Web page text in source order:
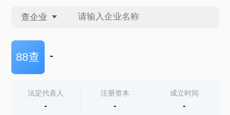
查企业
查企业
查产地
88查 -
法定代表人
-
注册资本
-
成立时间
-